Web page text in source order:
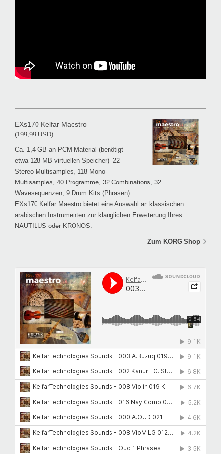
EXs170 Kelfar Maestro
(199,99 USD)
Ca. 1,4 GB an PCM-Material (benötigt
etwa 128 MB virtuellen Speicher), 22
Stereo-Multisamples, 118 Mono-
Multisamples, 40 Programme, 32 Combinations, 32
Wavesequenzen, 9 Drum Kits (Phrasen)
EXs170 Kelfar Maestro bietet eine Auswahl an klassischen
arabischen Instrumenten zur klanglichen Erweiterung Ihres
NAUTILUS oder KRONOS.
Zum KORG Shop